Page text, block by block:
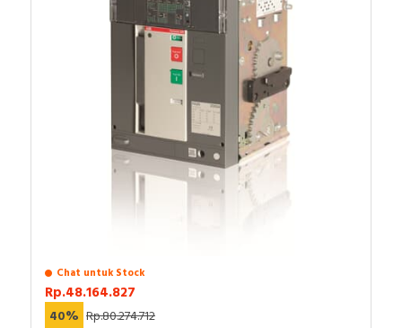
Chat untuk Stock
Rp.48.164.827
40% Rp.80.274.712